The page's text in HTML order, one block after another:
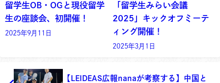
留学生OB・OGと現役留学
生の座談会、初開催！
2025年9月11日
「留学生みらい会議
2025」キックオフミーテ
ィング開催！
2025年3月1日
【LEIDEAS広報nanaが考察する】中国と